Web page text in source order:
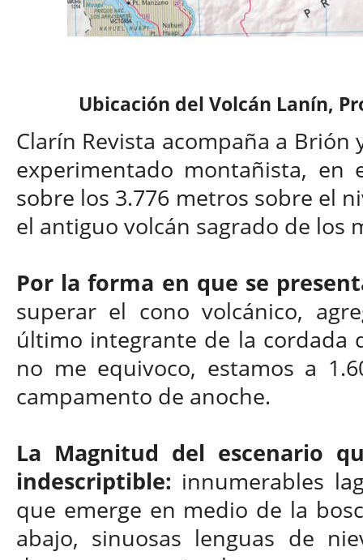
Ubicación del Volcán Lanín,
Clarín Revista acompaña a Brión
experimentado montañista, en
sobre los 3.776 metros sobre el
el antiguo volcán sagrado de los
Por la forma en que se
superar el cono volcánico,
último integrante de la cordada
no me equivoco, estamos a
campamento de anoche.
La Magnitud del escenario
indescriptible: innumerables
que emerge en medio de la
abajo, sinuosas lenguas de